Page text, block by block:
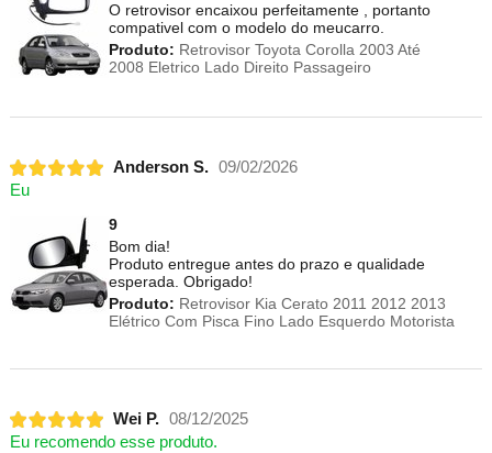
O retrovisor encaixou perfeitamente , portanto
compativel com o modelo do meucarro.
Produto: Retrovisor Toyota Corolla 2003 Até
2008 Eletrico Lado Direito Passageiro
Anderson S. 09/02/2026
Eu
9
Bom dia!
Produto entregue antes do prazo e qualidade
esperada. Obrigado!
Produto: Retrovisor Kia Cerato 2011 2012 2013
Elétrico Com Pisca Fino Lado Esquerdo Motorista
Wei P. 08/12/2025
Eu recomendo esse produto.